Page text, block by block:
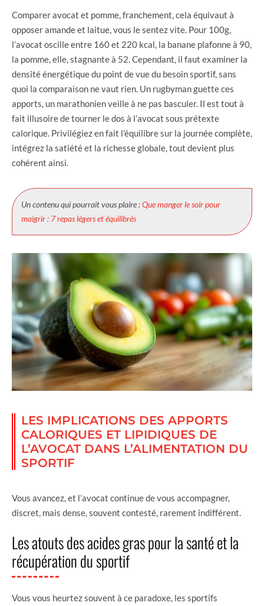
Comparer avocat et pomme, franchement, cela équivaut à
opposer amande et laitue, vous le sentez vite. Pour 100g,
l’avocat oscille entre 160 et 220 kcal, la banane plafonne à 90,
la pomme, elle, stagnante à 52. Cependant, il faut examiner la
densité énergétique du point de vue du besoin sportif, sans
quoi la comparaison ne vaut rien. Un rugbyman guette ces
apports, un marathonien veille à ne pas basculer. Il est tout à
fait illusoire de tourner le dos à l’avocat sous prétexte
calorique. Privilégiez en fait l’équilibre sur la journée complète,
intégrez la satiété et la richesse globale, tout devient plus
cohérent ainsi.
Un contenu qui pourrait vous plaire :Que manger le soir pour
maigrir : 7 repas légers et équilibrés
LES IMPLICATIONS DES APPORTS
CALORIQUES ET LIPIDIQUES DE
L’AVOCAT DANS L’ALIMENTATION DU
SPORTIF
Vous avancez, et l’avocat continue de vous accompagner,
discret, mais dense, souvent contesté, rarement indifférent.
Les atouts des acides gras pour la santé et la
récupération du sportif
Vous vous heurtez souvent à ce paradoxe, les sportifs